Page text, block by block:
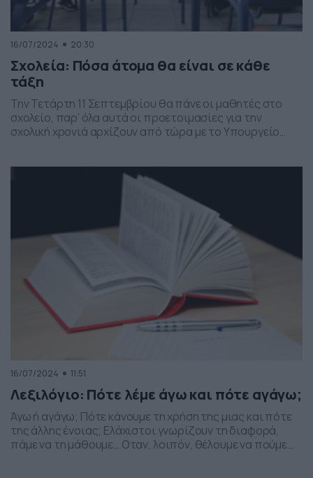
16/07/2024 20:30
Σχολεία: Πόσα άτομα θα είναι σε κάθε
τάξη
Την Τετάρτη 11 Σεπτεμβρίου θα πάνε οι μαθητές στο
σχολείο, παρ’ όλα αυτά οι προετοιμασίες για την
σχολική χρονιά αρχίζουν από τώρα με το Υπουργείο
σχολική βαθμίδα – Τι ισχύει για Νηπιαγωγεία και
Δημοτικά Για τη δημιουργία τμημάτων στα διθέσια και
16/07/2024 11:51
Λεξιλόγιο: Πότε λέμε άγω και πότε αγάγω;
Άγω ή αγάγω; Πότε κάνουμε τη χρήση της μιας και πότε
της άλλης ένοιας; Ελάχιστοι γνωρίζουν τη διαφορά,
πάμε να τη μάθουμε… Οταν, λοιπόν, θέλουμε να πούμε